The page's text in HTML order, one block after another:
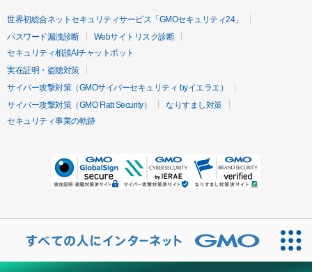
世界初総合ネットセキュリティサービス「GMOセキュリティ24」
パスワード漏洩診断
Webサイトリスク診断
セキュリティ相談AIチャットボット
実在証明・盗聴対策
サイバー攻撃対策（GMOサイバーセキュリティ byイエラエ）
サイバー攻撃対策（GMO Flatt Security）
なりすまし対策
セキュリティ事業の軌跡